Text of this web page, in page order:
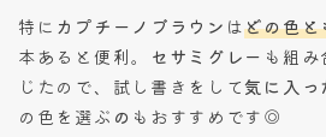
特に カプチーノブラウン はどの色と
本あると便利。 セサミグレー も組
じたので、試し書きをして気に入っ
の色を選ぶ の もおすすめです◎